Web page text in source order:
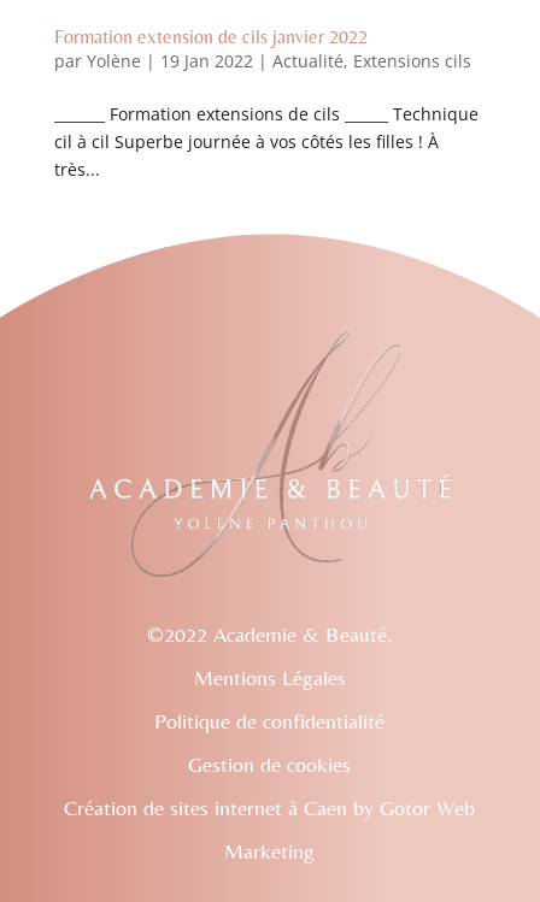
Formation extension de cils janvier 2022
par Yolène | 19 Jan 2022| Actualité, Extensions cils
_______ Formation extensions de cils ______ Technique
cil à cil Superbe journée à vos côtés les filles ! À
très...
©2022 Academie & Beauté.
Mentions Légales
Politique de confidentialité
Gestion de cookies
Création de sites internet à Caen by Gotor Web
Marketing